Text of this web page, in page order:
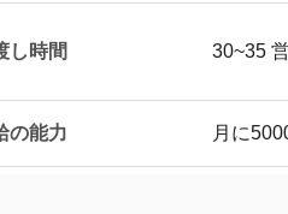
し時間 30~35
の能力 月に